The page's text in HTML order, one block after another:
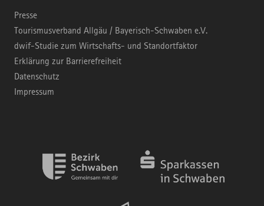
Presse
Tourismusverband Allgäu / Bayerisch-Schwaben e.V.
dwif-Studie zum Wirtschafts- und Standortfaktor
Erklärung zur Barrierefreiheit
Datenschutz
Impressum